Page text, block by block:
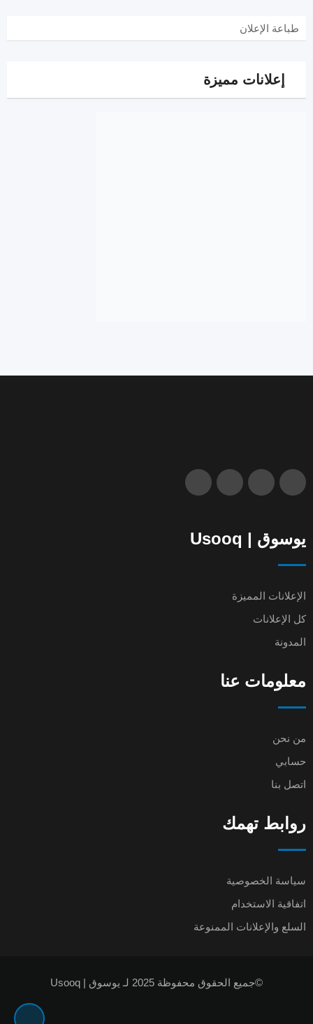
طباعة الإعلان
إعلانات مميزة
يوسوق | Usooq
الإعلانات المميزة
كل الإعلانات
المدونة
معلومات عنا
من نحن
حسابي
اتصل بنا
روابط تهمك
سياسة الخصوصية
اتفاقية الاستخدام
السلع والإعلانات الممنوعة
©جميع الحقوق محفوظة 2025 لـ يوسوق | Usooq